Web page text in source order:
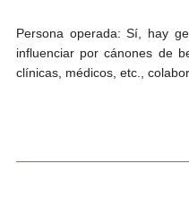
Persona operada: Sí, hay
influenciar por cánones de
clínicas, médicos, etc.,